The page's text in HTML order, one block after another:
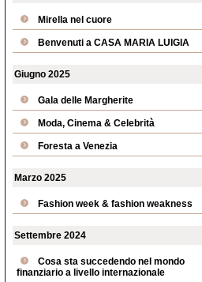
Mirella nel cuore
Benvenuti a CASA MARIA LUIGIA
Giugno 2025
Gala delle Margherite
Moda, Cinema & Celebrità
Foresta a Venezia
Marzo 2025
Fashion week & fashion weakness
Settembre 2024
Cosa sta succedendo nel mondo
finanziario a livello internazionale